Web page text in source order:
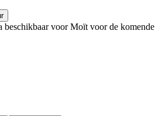
beschikbaar voor Moït voor de komende